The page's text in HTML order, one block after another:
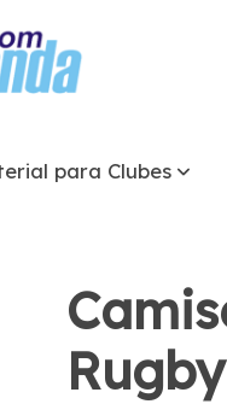
para Clubes
Rugby